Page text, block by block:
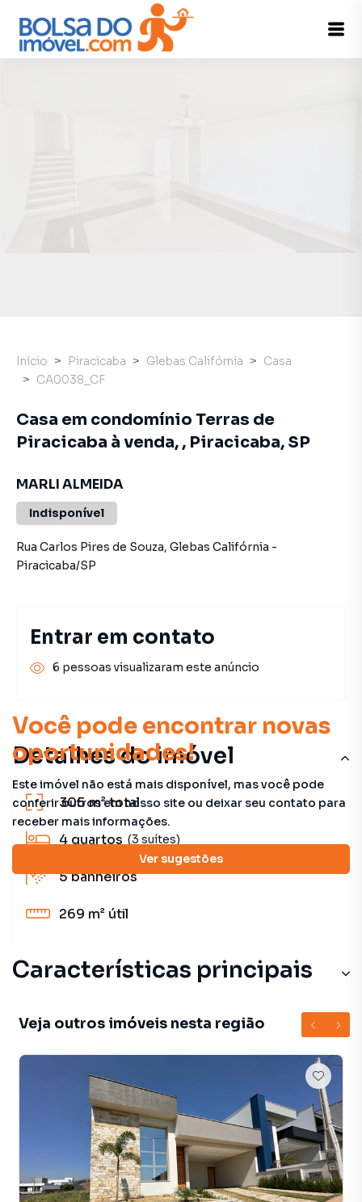
Você pode encontrar novas
oportunidades!
Este imóvel não está mais disponível, mas você pode
conferir outros em nosso site ou deixar seu contato para
receber mais informações.
Ver sugestões
Detalhes do imóvel
305 m²total
4 quartos (3 suítes)
5banheiros
269 m² útil
Características principais
Sala de Academia
Armário no Quarto
Churrasqueira
Veja outros imóveis nesta região
Início Piracicaba Glebas Califórnia
Casa
CA0038_CF
Casa em condomínio Terras de
Piracicaba à venda, , Piracicaba, SP
MARLI ALMEIDA
Indisponível
Rua Carlos Pires de Souza, Glebas Califórnia -
Piracicaba/SP
Entrar em contato
6 pessoas visualizaram este anúncio